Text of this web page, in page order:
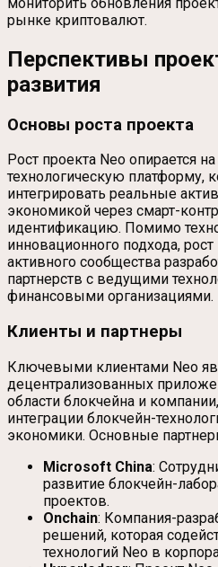
рынке криптовалют.
Перспективы
развития
Основы роста проекта
Рост проекта Neo опирается
технологическую платформу,
интегрировать реальные
экономикой через смарт-
идентификацию. Помимо
инновационного подхода,
активного сообщества
партнерств с ведущими
финансовыми организациями.
Клиенты и партнеры
Ключевыми клиентами Neo
децентрализованных
области блокчейна и
интеграции блокчейн-
экономики. Основные
Microsoft China:
развитие блокчейн-
проектов.
Onchain: Компания-
решений, которая
технологий Neo в